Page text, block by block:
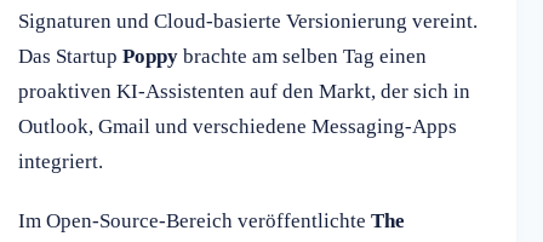
Signaturen und Cloud-basierte Versionierung vereint.
Das Startup Poppy brachte am selben Tag einen
proaktiven KI-Assistenten auf den Markt, der sich in
Outlook, Gmail und verschiedene Messaging-Apps
integriert.
Im Open-Source-Bereich veröffentlichte The